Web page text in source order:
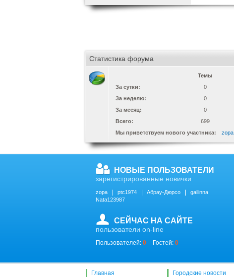
Статистика форума
Темы
За сутки:
0
За неделю:
0
За месяц:
0
Всего:
699
Мы приветствуем нового участника:
zopa
НОВЫЕ ПОЛЬЗОВАТЕЛИ
зарегистрированные новички
zopa ptc1974 Абрау-Дюрсо
gallinna
Nata123987
СЕЙЧАС НА САЙТЕ
пользователи on-line
Пользователей: 0 Гостей: 0
Главная Городские новости